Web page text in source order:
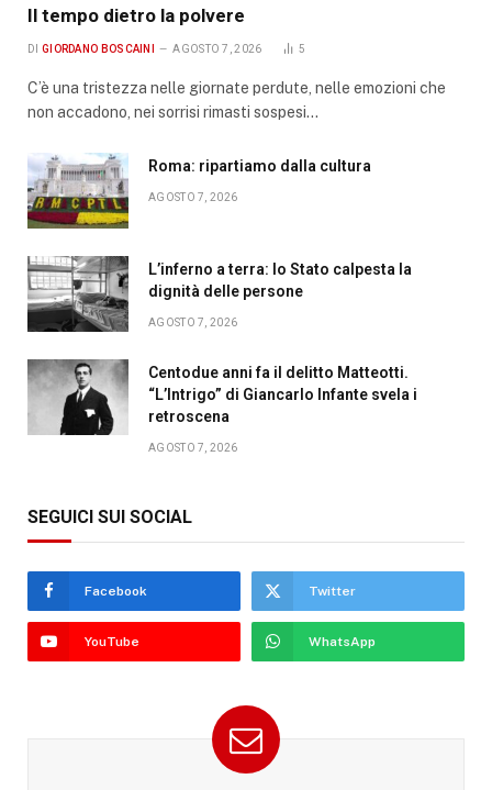
Il tempo dietro la polvere
DI GIORDANO BOSCAINI AGOSTO 7, 2026 5
C’è una tristezza nelle giornate perdute, nelle emozioni che
non accadono, nei sorrisi rimasti sospesi…
Roma: ripartiamo dalla cultura
AGOSTO 7, 2026
L’inferno a terra: lo Stato calpesta la
dignità delle persone
AGOSTO 7, 2026
Centodue anni fa il delitto Matteotti.
“L’Intrigo” di Giancarlo Infante svela i
retroscena
AGOSTO 7, 2026
SEGUICI SUI SOCIAL
Facebook Twitter
YouTube WhatsApp